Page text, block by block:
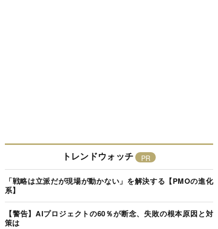
トレンドウォッチ
「戦略は立派だが現場が動かない」を解決する【PMOの進化
系】
【警告】AIプロジェクトの60％が断念、失敗の根本原因と対
策は